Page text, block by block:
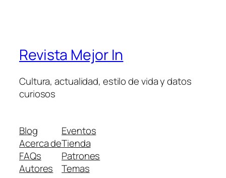
Revista Mejor In
Cultura, actualidad, estilo de vida y datos
curiosos
Blog
Acerca de
FAQs
Autores
Eventos
Tienda
Patrones
Temas